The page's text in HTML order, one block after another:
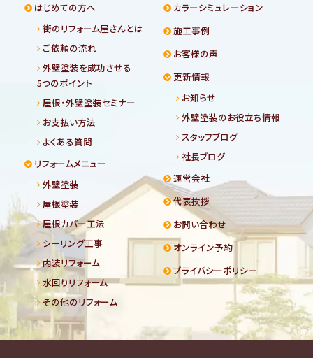
はじめての方へ
街のリフォーム屋さんとは
ご依頼の流れ
外壁塗装を成功させる
5つのポイント
屋根・外壁塗装セミナー
お支払い方法
よくある質問
リフォームメニュー
外壁塗装
屋根塗装
屋根カバー工法
シーリング工事
内装リフォーム
水回りリフォーム
その他のリフォーム
カラーシミュレーション
施工事例
お客様の声
更新情報
お知らせ
外壁塗装のお役立ち情報
スタッフブログ
社長ブログ
運営会社
代表挨拶
お問い合わせ
オンライン予約
プライバシーポリシー